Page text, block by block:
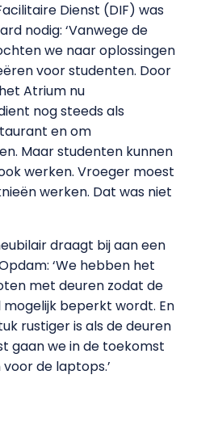
Dienst (DIF) was
nodig: ‘Vanwege de
we naar oplossingen
voor studenten. Door
Atrium nu
nog steeds als
en om
Maar studenten kunnen
werken. Vroeger moest
werken. Dat was niet
draagt bij aan een
‘We hebben het
met deuren zodat de
beperkt wordt. En
rustiger is als de deuren
gaan we in de toekomst
de laptops.’